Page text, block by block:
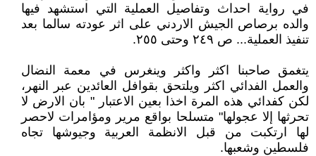
في رواية احداث وتفاصيل العملية التي استشهد فيها
والده برصاص الجيش الاردني على اثر عودته سالما بعد
تنفيذ العملية... ص ٢٤٩ وحتى ٢٥٥.
يتغمق صاحبنا اكثر واكثر وينغرس في معمة النضال
والعمل الفدائي اكثر ويلتحق بقوافل العائدين عبر النهر،
لكن كفدائي هذه المرة اخذا بعين الاعتبار " بان الارض لا
تحرثها إلا عجولها" متسلحا بواقع مرير ومؤامرات لاحصر
لها ارتكبت من قبل الانظمة العربية وجيوشها تجاه
فلسطين وشعبها.